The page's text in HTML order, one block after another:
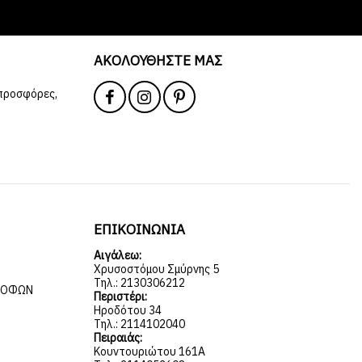
ΑΚΟΛΟΥΘΉΣΤΕ ΜΑΣ
ΕΠΙΚΟΙΝΩΝΙΑ
Αιγάλεω:
Χρυσοστόμου Σμύρνης 5
Τηλ.: 2130306212
Περιστέρι:
Ηροδότου 34
Τηλ.: 2114102040
Πειραιάς:
Κουντουριώτου 161Α